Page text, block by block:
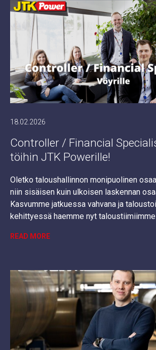
18.02.2026
Controller / Financial
töihin JTK Powerille!
Oletko taloushallinnon monipuolinen
niin sisäisen kuin ulkoisen laskennan
Kasvumme jatkuessa vahvana ja
kehittyessä haemme nyt taloustiimiimme
READ MORE